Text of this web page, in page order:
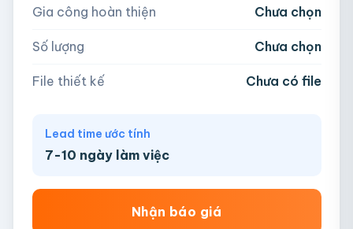
AI, PDF, EPS, PSD, PNG, JPG (tối đa 50MB)
Gia công hoàn thiện Chưa chọn
Số lượng Chưa chọn
File thiết kế Chưa có file
Lead time ước tính
7-10 ngày làm việc
Nhận báo giá